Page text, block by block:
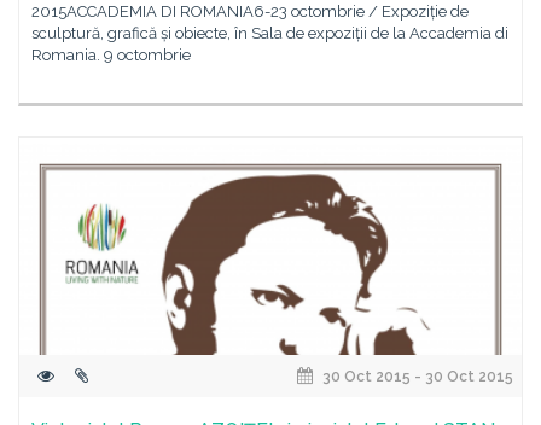
2015ACCADEMIA DI ROMANIA6-23 octombrie / Expoziție de
sculptură, grafică și obiecte, în Sala de expoziții de la Accademia di
Romania. 9 octombrie
30 Oct 2015 - 30 Oct 2015